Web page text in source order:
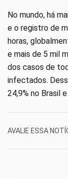
No mundo, há
e o registro de
horas,
e mais de 5 mil
dos casos de
infectados.
24,9% no Brasil
AVALIE ESSA